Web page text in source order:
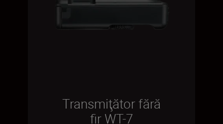
Transmiţător fără
fir WT-7